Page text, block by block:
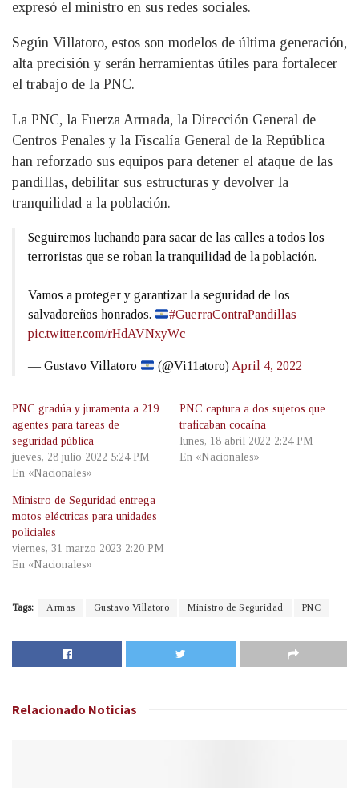
expresó el ministro en sus redes sociales.
Según Villatoro, estos son modelos de última generación,
alta precisión y serán herramientas útiles para fortalecer
el trabajo de la PNC.
La PNC, la Fuerza Armada, la Dirección General de
Centros Penales y la Fiscalía General de la República
han reforzado sus equipos para detener el ataque de las
pandillas, debilitar sus estructuras y devolver la
tranquilidad a la población.
Seguiremos luchando para sacar de las calles a todos los
terroristas que se roban la tranquilidad de la población.
Vamos a proteger y garantizar la seguridad de los
salvadoreños honrados.
#GuerraContraPandillas
pic.twitter.com/rHdAVNxyWc
— Gustavo Villatoro (@Vi11atoro) April 4, 2022
PNC gradúa y juramenta a 219
agentes para tareas de
seguridad pública
jueves, 28 julio 2022 5:24 PM
En «Nacionales»
PNC captura a dos sujetos que
traficaban cocaína
lunes, 18 abril 2022 2:24 PM
En «Nacionales»
Ministro de Seguridad entrega
motos eléctricas para unidades
policiales
viernes, 31 marzo 2023 2:20 PM
En «Nacionales»
Tags: Armas Gustavo Villatoro Ministro de Seguridad PNC
Relacionado Noticias